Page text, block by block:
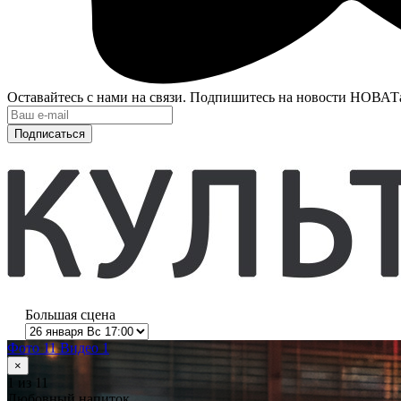
Оставайтесь с нами на связи. Подпишитесь на новости
Подписаться
Большая сцена
Фото 11Видео 1
×
из 11